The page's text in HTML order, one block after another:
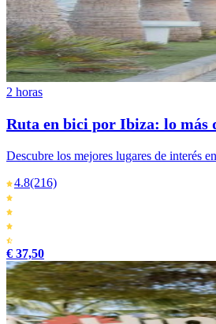
2 horas
Ruta en bici por Ibiza: lo más
Descubre los mejores lugares de interés
4.8(216)
€ 37,50